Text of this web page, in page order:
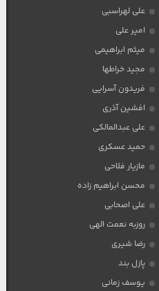
علی لهراسبی
امیر علی
میثم ابراهیمی
مجید خراطها
فریدون آسرایی
افشین آذری
علی عبدالمالکی
حمید عسکری
مازیار فلاحی
محسن ابراهیم زاده
علی اصحابی
روزبه نعمت الهی
رضا شیری
پازل بند
یوسف زمانی